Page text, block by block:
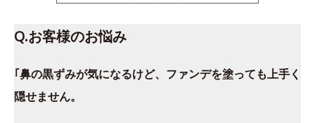
Q.お客様のお悩み
｢鼻の黒ずみが気になるけど、ファンデを塗っても上手く
隠せません。